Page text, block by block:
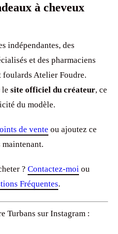
à cheveux
indépendantes, des
et des pharmaciens
foulards Atelier Foudre.
le site officiel du créateur, ce
du modèle.
de vente ou ajoutez ce
maintenant.
? Contactez-moi ou
Fréquentes.
Turbans sur Instagram :